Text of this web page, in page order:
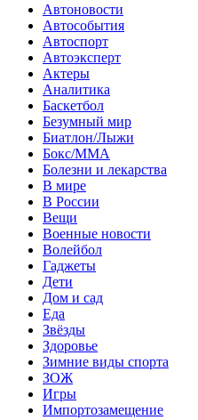
Автоновости
Автособытия
Автоспорт
Автоэксперт
Актеры
Аналитика
Баскетбол
Безумный мир
Биатлон/Лыжи
Бокс/MMA
Болезни и лекарства
В мире
В России
Вещи
Военные новости
Волейбол
Гаджеты
Дети
Дом и сад
Еда
Звёзды
Здоровье
Зимние виды спорта
ЗОЖ
Игры
Импортозамещение